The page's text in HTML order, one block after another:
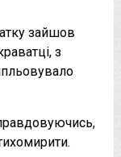
зайшов
з